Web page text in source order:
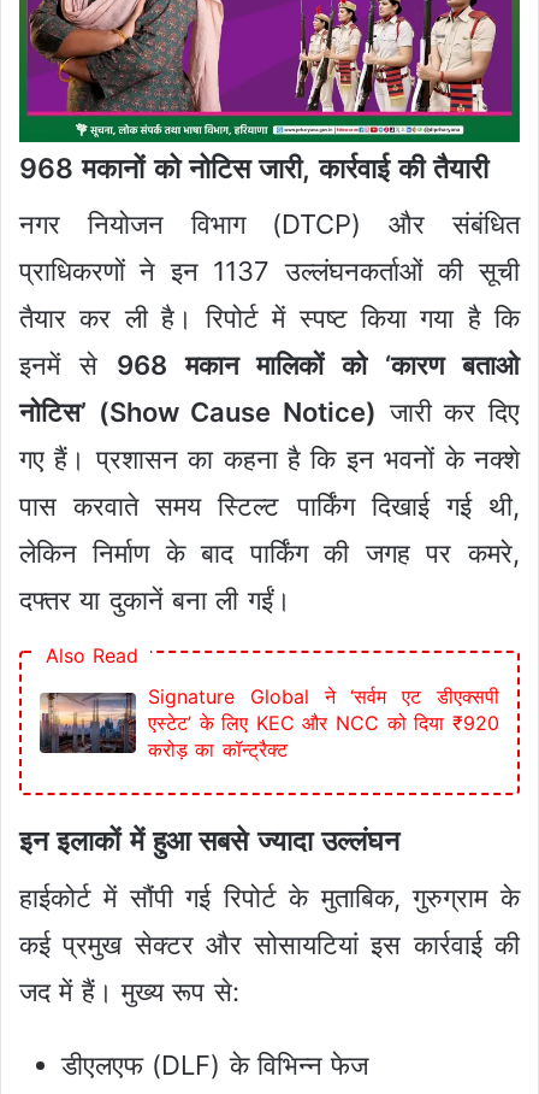
968 मकानों को नोटिस जारी, कार्रवाई की तैयारी
नगर नियोजन विभाग (DTCP) और संबंधित
प्राधिकरणों ने इन 1137 उल्लंघनकर्ताओं की सूची
तैयार कर ली है। रिपोर्ट में स्पष्ट किया गया है कि
इनमें से 968 मकान मालिकों को ‘कारण बताओ
नोटिस’ (Show Cause Notice) जारी कर दिए
गए हैं। प्रशासन का कहना है कि इन भवनों के नक्शे
पास करवाते समय स्टिल्ट पार्किंग दिखाई गई थी,
लेकिन निर्माण के बाद पार्किंग की जगह पर कमरे,
दफ्तर या दुकानें बना ली गईं।
Also Read
Signature Global ने ‘सर्वम एट डीएक्सपी
एस्टेट’ के लिए KEC और NCC को दिया ₹920
करोड़ का कॉन्ट्रैक्ट
इन इलाकों में हुआ सबसे ज्यादा उल्लंघन
हाईकोर्ट में सौंपी गई रिपोर्ट के मुताबिक, गुरुग्राम के
कई प्रमुख सेक्टर और सोसायटियां इस कार्रवाई की
जद में हैं। मुख्य रूप से:
डीएलएफ (DLF) के विभिन्न फेज